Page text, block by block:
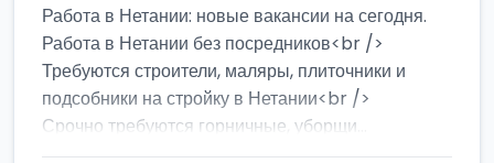
Работа в Нетании: новые вакансии на сегодня.
Работа в Нетании без посредников<br />
Требуются строители, маляры, плиточники и
подсобники на стройку в Нетании<br />
Срочно требуются горничные, уборщи...